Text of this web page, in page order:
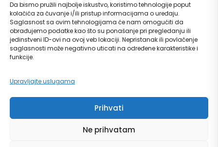
Da bismo pružili najbolje iskustvo, koristimo tehnologije poput
kolačića za čuvanje i/ili pristup informacijama o uređaju.
Saglasnost sa ovim tehnologijama će nam omogućiti da
obrađujemo podatke kao što su ponašanje pri pregledanju ili
jedinstveni ID-ovi na ovoj veb lokaciji. Nepristanak ili povlačenje
saglasnosti može negativno uticati na određene karakteristike i
funkcije.
Upravljajte uslugama
Prihvati
Ne prihvatam
E-Matičar
72 sata sistem
Invest in Gračanica
Vodič za građane